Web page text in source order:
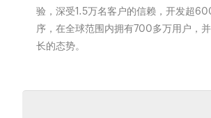
验，深受1.5万名客户的信赖，开发超
序，在全球范围内拥有700多万用户，
长的态势。